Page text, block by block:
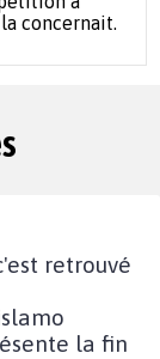
concernait.
retrouvé
la fin